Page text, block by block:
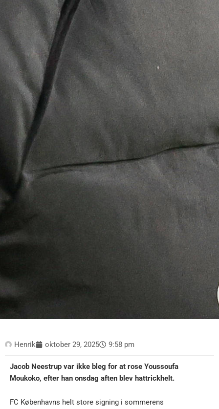
Henrik oktober 29, 2025 9:58 pm
Jacob Neestrup var ikke bleg for at rose Youssoufa
Moukoko, efter han onsdag aften blev hattrickhelt.
FC Københavns helt store signing i sommerens